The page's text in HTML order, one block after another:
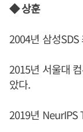
◆ 상훈
2004년 삼성
2015년 서울대
았다.
2019년 NeurIPS